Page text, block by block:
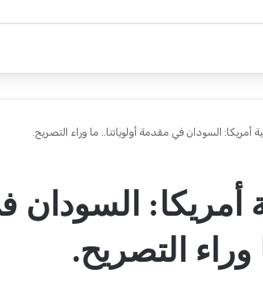
أمريكا: السودان في مقدمة أولوياتنا.. ما وراء التصريح.
أمريكا:
وراء التصريح.